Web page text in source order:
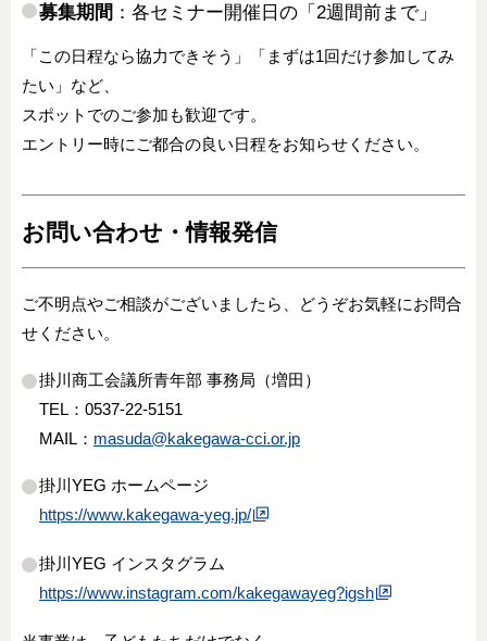
募集期間 ：各セミナー開催日の「2週間前まで」
「この日程なら協力できそう」「まずは1回だけ参加してみ
たい」など、
スポットでのご参加も歓迎です。
エントリー時にご都合の良い日程をお知らせください。
お問い合わせ・情報発信
ご不明点やご相談がございましたら、どうぞお気軽にお問合
せください。
掛川商工会議所青年部 事務局（増田）
TEL：0537-22-5151
MAIL： masuda@kakegawa-cci.or.jp
掛川YEG ホームページ
https://www.kakegawa-yeg.jp/
掛川YEG インスタグラム
https://www.instagram.com/kakegawayeg?igsh